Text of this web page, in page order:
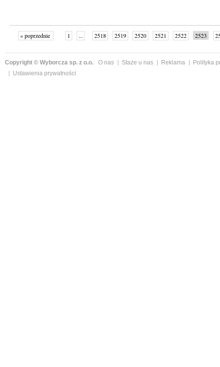
« poprzednie 1 ... 2518 2519 2520 2521 2522 2523
Copyright © Wyborcza sp. z o.o. O nas Staże u nas Reklama
Polityka
Ustawienia prywatności